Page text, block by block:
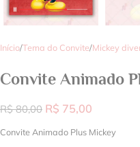
Início/Tema do Convite/Mickey
Convite Animado
R$80,00 R$ 75,00
Convite Animado Plus Mickey